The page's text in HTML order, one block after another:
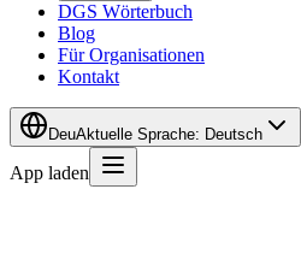
DGS Wörterbuch
Blog
Für Organisationen
Kontakt
DeuAktuelle Sprache: Deutsch
App laden